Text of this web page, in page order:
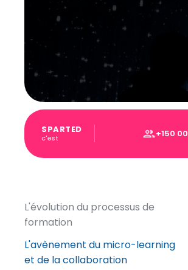
SPARTED
c'est +150
L'évolution du processus de
formation
L'avènement du micro-learning
et de la collaboration